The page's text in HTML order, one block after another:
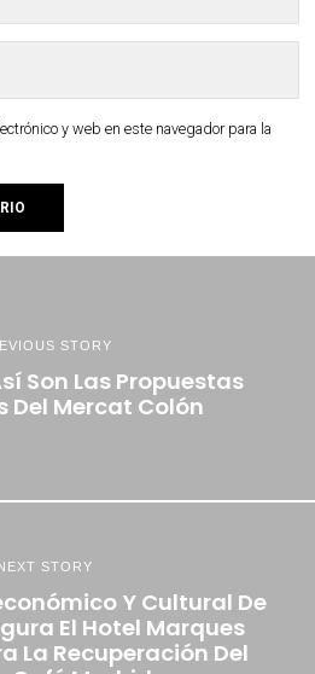
y web en este navegador para la
STORY
Son Las Propuestas
Del Mercat Colón
STORY
Y Cultural De
El Hotel Marques
La Recuperación Del